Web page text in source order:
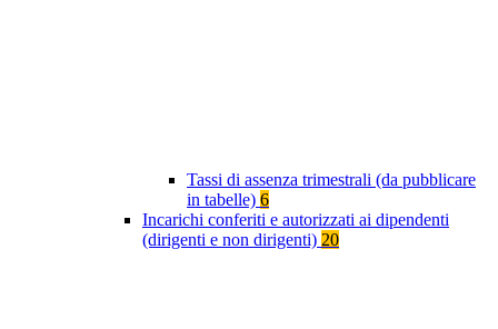
Tassi di assenza trimestrali (da pubblicare
in tabelle) 6
Incarichi conferiti e autorizzati ai dipendenti
(dirigenti e non dirigenti) 20